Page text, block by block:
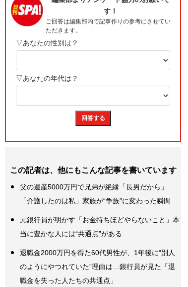
この記者は、他にもこんな記事を書いています
父の遺産5000万円で兄弟が絶縁「長男だから」
「介護したのは私」家族が“争族”に変わった瞬間
元銀行員が明かす「お金持ちほどやらないこと」本
当に豊かな人には“共通点”がある
退職金2000万円を得た60代男性が、1年後に“別人
のようにやつれていた”理由は…銀行員が見た「退
職金を失った人たちの共通点」